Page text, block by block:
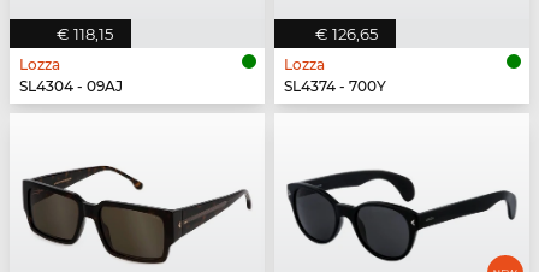
€ 118,15
Lozza
SL4304 - 09AJ
€ 126,65
Lozza
SL4374 - 700Y